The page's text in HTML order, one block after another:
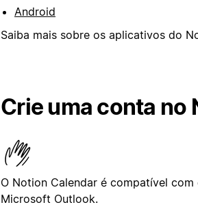
Android
Saiba mais sobre os aplicativos do
Crie uma conta no
O Notion Calendar é compatível
Microsoft Outlook.